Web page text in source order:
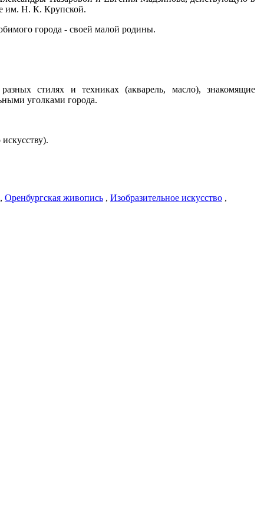
им. Н. К. Крупской.
города - своей малой родины.
стилях и техниках (акварель, масло), знакомящие
уголками города.
, Оренбургская живопись , Изобразительное искусство ,